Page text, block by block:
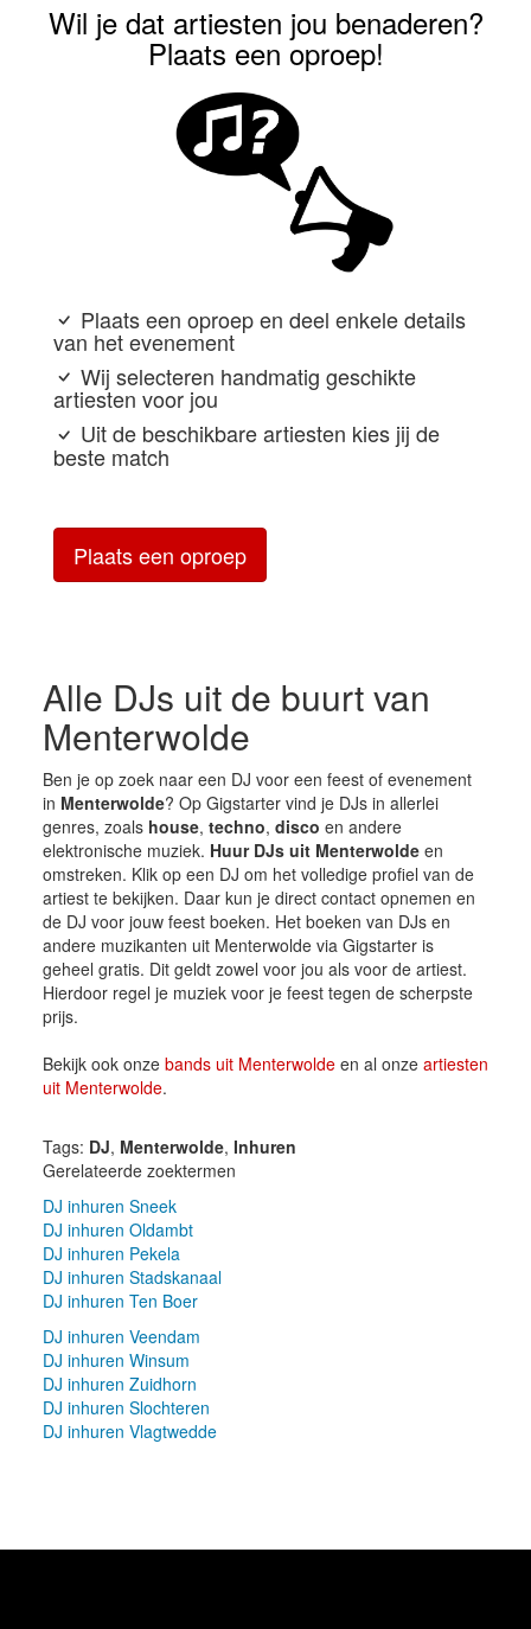
Wil je dat artiesten jou benaderen?
Plaats een oproep!
Plaats een oproep en deel enkele details
van het evenement
Wij selecteren handmatig geschikte
artiesten voor jou
Uit de beschikbare artiesten kies jij de
beste match
Plaats een oproep
Alle DJs uit de buurt van
Menterwolde
Ben je op zoek naar een DJ voor een feest of evenement
in Menterwolde? Op Gigstarter vind je DJs in allerlei
genres, zoals house, techno, disco en andere
elektronische muziek. Huur DJs uit Menterwoldeen
omstreken. Klik op een DJ om het volledige profiel van de
artiest te bekijken. Daar kun je direct contact opnemen en
de DJ voor jouw feest boeken. Het boeken van DJs en
andere muzikanten uit Menterwolde via Gigstarter is
geheel gratis. Dit geldt zowel voor jou als voor de artiest.
Hierdoor regel je muziek voor je feest tegen de scherpste
prijs.
Bekijk ook onze bands uit Menterwoldeen al onze artiesten
uit Menterwolde.
Tags: DJ, Menterwolde, Inhuren
Gerelateerde zoektermen
DJ inhuren Sneek
DJ inhuren Oldambt
DJ inhuren Pekela
DJ inhuren Stadskanaal
DJ inhuren Ten Boer
DJ inhuren Veendam
DJ inhuren Winsum
DJ inhuren Zuidhorn
DJ inhuren Slochteren
DJ inhuren Vlagtwedde